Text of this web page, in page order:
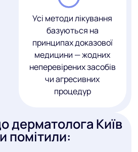
Усі методи лікування
базуються на
принципах доказової
медицини — жодних
неперевірених засобів
чи агресивних
процедур
дерматолога Київ
помітили: